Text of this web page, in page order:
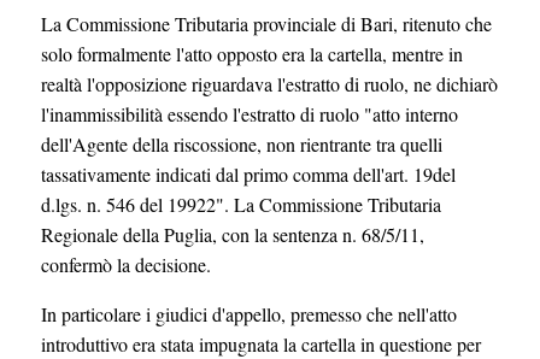
La Commissione Tributaria provinciale di Bari, ritenuto che
solo formalmente l'atto opposto era la cartella, mentre in
realtà l'opposizione riguardava l'estratto di ruolo, ne dichiarò
l'inammissibilità essendo l'estratto di ruolo "atto interno
dell'Agente della riscossione, non rientrante tra quelli
tassativamente indicati dal primo comma dell'art. 19del
d.lgs. n. 546 del 19922". La Commissione Tributaria
Regionale della Puglia, con la sentenza n. 68/5/11,
confermò la decisione.
In particolare i giudici d'appello, premesso che nell'atto
introduttivo era stata impugnata la cartella in questione per